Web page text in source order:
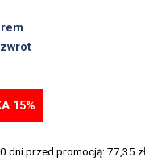
15%
dni przed promocją: 77,35